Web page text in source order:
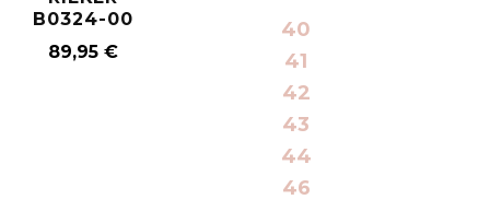
B0324-00
89,95 €
40
41
42
43
44
46